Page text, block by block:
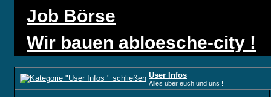
Job Börse
Wir bauen abloesche-city !
User Infos
Alles über euch und uns !